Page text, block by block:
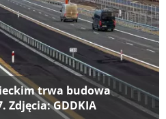
trwa budowa
Zdjęcia: GDDKIA